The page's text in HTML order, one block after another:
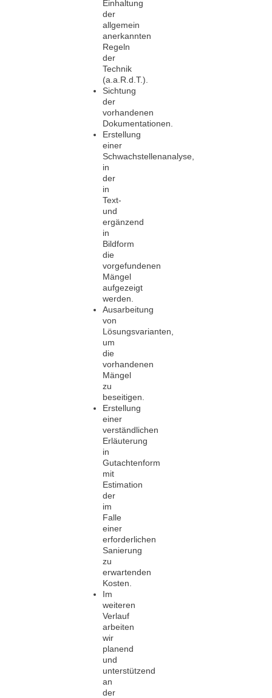
Einhaltung
der
allgemein
anerkannten
Regeln
der
Technik
(a.a.R.d.T.).
Sichtung
der
vorhandenen
Dokumentationen.
Erstellung
einer
Schwachstellenanalyse,
in
der
in
Text-
und
ergänzend
in
Bildform
die
vorgefundenen
Mängel
aufgezeigt
werden.
Ausarbeitung
von
Lösungsvarianten,
um
die
vorhandenen
Mängel
zu
beseitigen.
Erstellung
einer
verständlichen
Erläuterung
in
Gutachtenform
mit
Estimation
der
im
Falle
einer
erforderlichen
Sanierung
zu
erwartenden
Kosten.
Im
weiteren
Verlauf
arbeiten
wir
planend
und
unterstützend
an
der